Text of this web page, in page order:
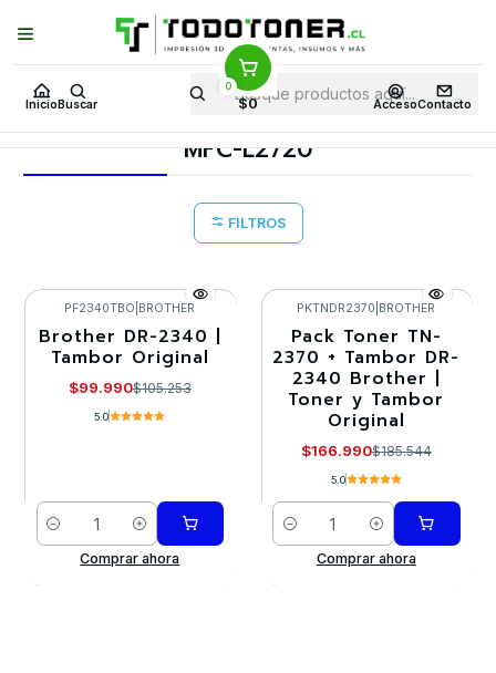
Inicio Buscar
0
$0 AccesoContacto
Puedes Elegir: Comprar enTienda· Despachoa Todo Chile · Retiro en
Tienda en24 Horas
Inicio Toner y tambor Tambor Original BROTHER
Equipos BROTHER
MFC-L2720
FILTROS
-5%
PF2340TBO BROTHER
Brother DR-2340 |
Tambor Original
$99.990$105.253
5.0
Cantidad
Comprar ahora
-10%
PKTNDR2370 BROTHER
Pack Toner TN-
2370 + Tambor DR-
2340 Brother |
Toner y Tambor
Original
$166.990$185.544
5.0
Cantidad
Comprar ahora